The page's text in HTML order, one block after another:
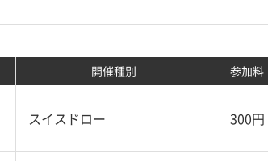
開催種別 参加料
スイスドロー 300円